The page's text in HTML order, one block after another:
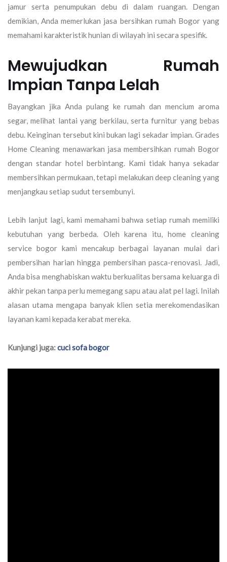
jamur serta penumpukan debu di dalam ruangan. Dengan
demikian, Anda memerlukan jasa bersihkan rumah Bogoryang
memahami karakteristik hunian di wilayah ini secara spesifik.
Mewujudkan Rumah
Impian Tanpa Lelah
Bayangkan jika Anda pulang ke rumah dan mencium aroma
segar, melihat lantai yang berkilau, serta furnitur yang bebas
debu. Keinginan tersebut kini bukan lagi sekadar impian.Grades
Home Cleaning menawarkan jasa membersihkan rumah Bogor
dengan standar hotel berbintang. Kami tidak hanya sekadar
membersihkan permukaan, tetapi melakukan deep cleaningyang
menjangkau setiap sudut tersembunyi.
Lebih lanjut lagi, kami memahami bahwa setiap rumah memiliki
kebutuhan yang berbeda. Oleh karena itu,home cleaning
service bogorkami mencakup berbagai layanan mulai dari
pembersihan harian hingga pembersihan pasca-renovasi. Jadi,
Anda bisa menghabiskan waktu berkualitas bersama keluarga di
akhir pekan tanpa perlu memegang sapu atau alat pel lagi. Inilah
alasan utama mengapa banyak klien setia merekomendasikan
layanan kami kepada kerabat mereka.
Kunjungi juga:cuci sofa bogor